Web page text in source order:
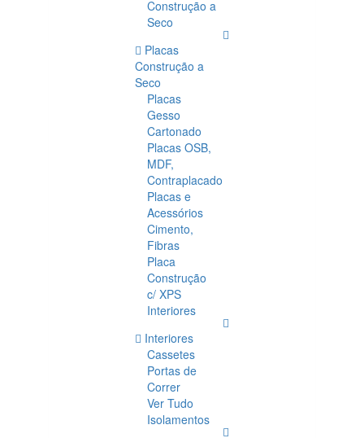
Construção a
Seco
Placas
Construção a
Seco
Placas
Gesso
Cartonado
Placas OSB,
MDF,
Contraplacado
Placas e
Acessórios
Cimento,
Fibras
Placa
Construção
c/ XPS
Interiores
Interiores
Cassetes
Portas de
Correr
Ver Tudo
Isolamentos